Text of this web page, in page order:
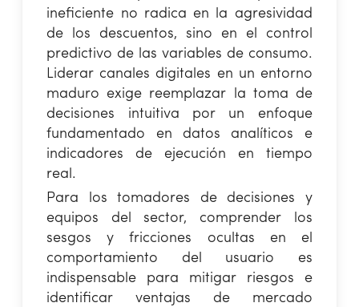
ineficiente no radica en la agresividad
de los descuentos, sino en el control
predictivo de las variables de consumo.
Liderar canales digitales en un entorno
maduro exige reemplazar la toma de
decisiones intuitiva por un enfoque
fundamentado en datos analíticos e
indicadores de ejecución en tiempo
real.
Para los tomadores de decisiones y
equipos del sector, comprender los
sesgos y fricciones ocultas en el
comportamiento del usuario es
indispensable para mitigar riesgos e
identificar ventajas de mercado